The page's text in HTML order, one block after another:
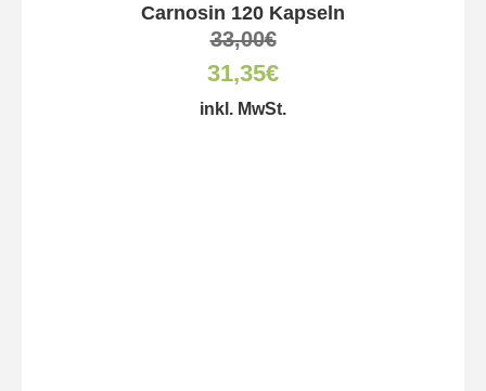
Carnosin 120 Kapseln
33,00€
31,35€
inkl. MwSt.